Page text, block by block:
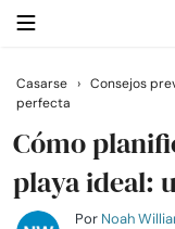
Buscar
Casarse
Casarse › Consejos
perfecta
Cómo
playa ideal:
Por Noah